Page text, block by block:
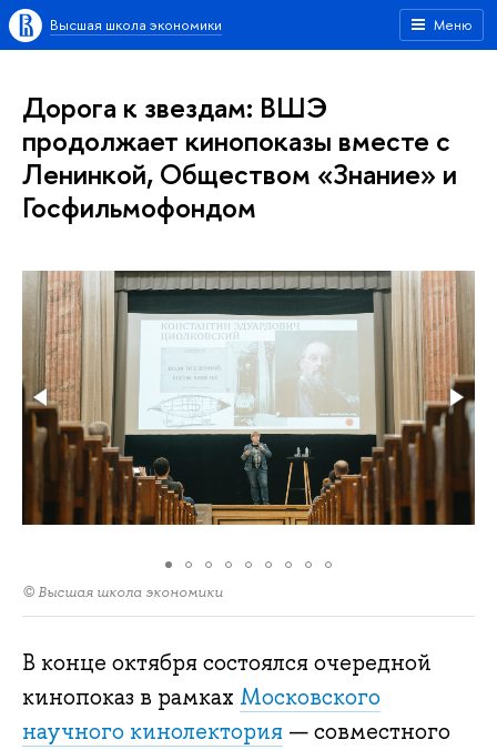
Меню
Высшая школа экономики
Дорога к звездам: ВШЭ
продолжает кинопоказы вместе с
Ленинкой, Обществом «Знание» и
Госфильмофондом
© Высшая школа экономики
В конце октября состоялся очередной
кинопоказ в рамках Московского
научного кинолектория — совместного